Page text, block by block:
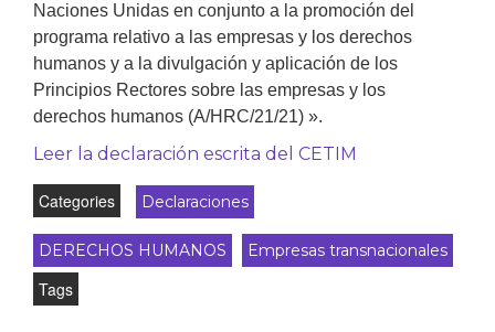
Naciones Unidas en conjunto a la promoción del
programa relativo a las empresas y los derechos
humanos y a la divulgación y aplicación de los
Principios Rectores sobre las empresas y los
derechos humanos (A/HRC/21/21) ».
Leer la declaración escrita del CETIM
Categories Declaraciones
DERECHOS HUMANOS Empresas transnacionales
Tags